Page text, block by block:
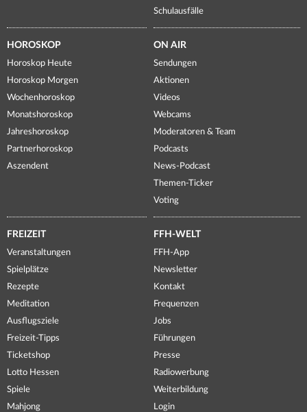
Schulausfälle
HOROSKOP
Horoskop Heute
Horoskop Morgen
Wochenhoroskop
Monatshoroskop
Jahreshoroskop
Partnerhoroskop
Aszendent
ON AIR
Sendungen
Aktionen
Videos
Webcams
Moderatoren & Team
Podcasts
News-Podcast
Themen-Ticker
Voting
FREIZEIT
Veranstaltungen
Spielplätze
Rezepte
Meditation
Ausflugsziele
Freizeit-Tipps
Ticketshop
Lotto Hessen
Spiele
Mahjong
FFH-WELT
FFH-App
Newsletter
Kontakt
Frequenzen
Jobs
Führungen
Presse
Radiowerbung
Weiterbildung
Login